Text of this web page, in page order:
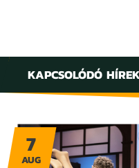
KAPCSOLÓDÓ HÍREK
7
AUG